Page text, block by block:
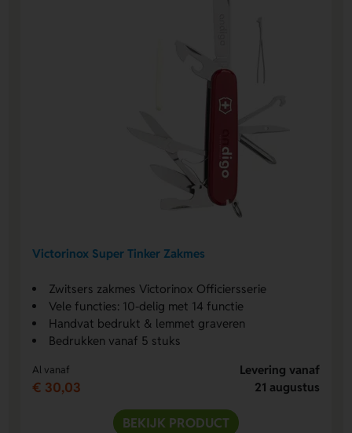
Victorinox Super Tinker Zakmes
Zwitsers zakmes Victorinox Officiersserie
Vele functies: 10-delig met 14 functie
Handvat bedrukt & lemmet graveren
Bedrukken vanaf 5 stuks
Al vanaf
€ 30,03
Levering vanaf
21 augustus
BEKIJK PRODUCT